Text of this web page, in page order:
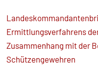
Ermittlungsverfahrens
Zusammenhang mit der
Schützengewehren